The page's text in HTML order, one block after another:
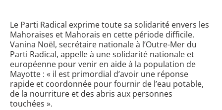
Le Parti Radical exprime toute sa solidarité envers les
Mahoraises et Mahorais en cette période difficile.
Vanina Noël, secrétaire nationale à l’Outre-Mer du
Parti Radical, appelle à une solidarité nationale et
européenne pour venir en aide à la population de
Mayotte : « il est primordial d’avoir une réponse
rapide et coordonnée pour fournir de l’eau potable,
de la nourriture et des abris aux personnes
touchées ».